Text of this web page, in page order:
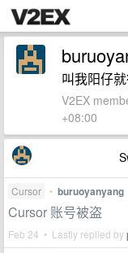
叫我阳仔
V2EX
+08:00
Cursor • buruoyanyang
Cursor 账号被盗
Feb 24 • Lastly replied by